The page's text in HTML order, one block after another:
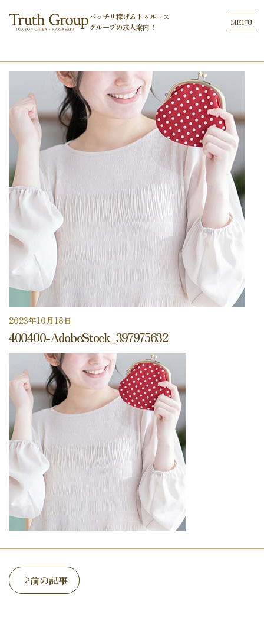
バッチリ稼げるトゥルース
グループの求人案内！
MENU
2023年10月18日
400400-AdobeStock_397975632
前の記事